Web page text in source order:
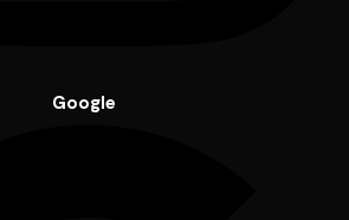
Google